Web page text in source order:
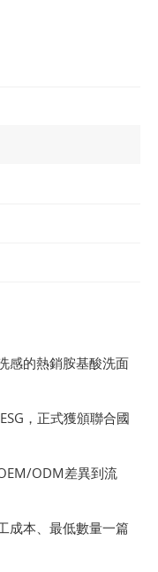
感的熱銷胺基酸洗面
，正式獲頒聯合國
ODM差異到流
成本、最低數量一篇